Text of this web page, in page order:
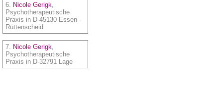
6. Nicole Gerigk
Psychotherapeutische
Praxis in D-45130 Essen -
Rüttenscheid
7. Nicole Gerigk
Psychotherapeutische
Praxis in D-32791 Lage